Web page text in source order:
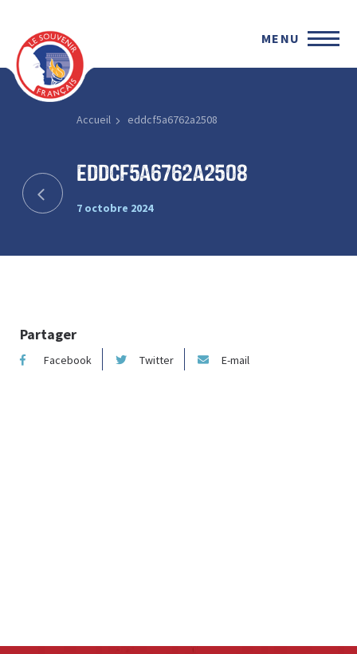
MENU
Accueil eddcf5a6762a2508
eddcf5a6762a2508
7 octobre 2024
Partager
Facebook Twitter E-mail